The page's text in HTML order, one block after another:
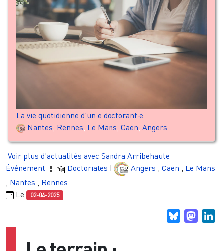
La vie quotidienne d'un·e doctorant·e
Nantes, Rennes, Le Mans, Caen, Angers
Voir plus d'actualités avec Sandra Arribehaute
Événement
Doctoriales | Angers Caen
Le Mans
Nantes
Rennes
Le
02-04-2025
Bluesky